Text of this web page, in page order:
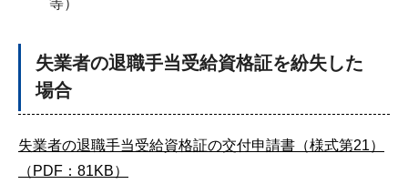
失業者の退職手当受給資格証を紛失した
場合
失業者の退職手当受給資格証の交付申請書（様式第21）
（PDF：81KB）